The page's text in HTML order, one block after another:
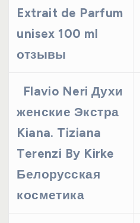
Extrait de Parfum
unisex 100 ml
отзывы
Flavio Neri Духи
женские Экстра
Kiana. Tiziana
Terenzi By Kirke
Белорусская
косметика